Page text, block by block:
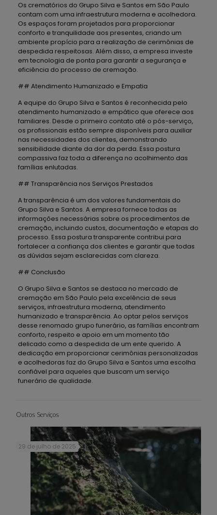
Os crematórios do Grupo Silva e Santos em São Paulo
contam com uma infraestrutura moderna e acolhedora.
Os espaços foram projetados para proporcionar
conforto e tranquilidade aos presentes, criando um
ambiente propício para a realização de cerimônias de
despedida respeitosas. Além disso, a empresa investe
em tecnologia de ponta para garantir a segurança e
eficiência do processo de cremação.
## Atendimento Humanizado e Empatia
A equipe do Grupo Silva e Santos é reconhecida pelo
atendimento humanizado e empático que oferece aos
familiares. Desde o primeiro contato até o pós-serviço,
os profissionais estão sempre disponíveis para auxiliar
nas necessidades dos clientes, demonstrando
sensibilidade diante da dor da perda. Essa postura
compassiva faz toda a diferença no acolhimento das
famílias enlutadas.
## Transparência nos Serviços Prestados
A transparência é um dos valores fundamentais do
Grupo Silva e Santos. A empresa fornece todas as
informações necessárias sobre os procedimentos de
cremação, incluindo custos, documentação e etapas do
processo. Essa postura transparente contribui para
fortalecer a confiança dos clientes e garantir que todas
as dúvidas sejam esclarecidas com clareza.
## Conclusão
O Grupo Silva e Santos se destaca no mercado de
cremação em São Paulo pela excelência de seus
serviços, infraestrutura moderna, atendimento
humanizado e transparência. Ao optar pelos serviços
desse renomado grupo funerário, as famílias encontram
conforto, respeito e apoio em um momento tão
delicado como a despedida de um ente querido. A
dedicação em proporcionar cerimônias personalizadas
e acolhedoras faz do Grupo Silva e Santos uma escolha
confiável para aqueles que buscam um serviço
funerário de qualidade.
Outros Serviços
29 de julho de 2025